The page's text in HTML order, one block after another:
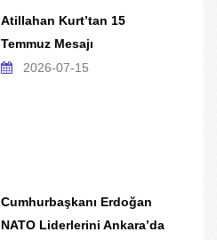
Atillahan Kurt’tan 15
Temmuz Mesajı
2026-07-15
Cumhurbaşkanı Erdoğan
NATO Liderlerini Ankara’da